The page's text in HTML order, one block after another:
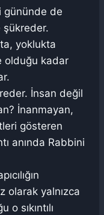
gününde de
yoklukta
olduğu kadar
İnsan değil
İnanmayan,
gösteren
anında Rabbini
olarak yalnızca
sıkıntılı